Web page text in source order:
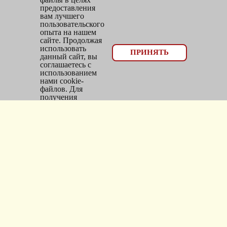
© 2026, оптовый отдел Мир трикотажа
bms_opt@mail.ru
Тел: 8(383)300-10-20
Адрес: г.Новосибирск,
предоставления
вам лучшего
пользовательского
опыта на нашем
сайте. Продолжая
использовать
данный сайт, вы
соглашаетесь с
использованием
нами cookie-
файлов. Для
получения
ПРИНЯТЬ